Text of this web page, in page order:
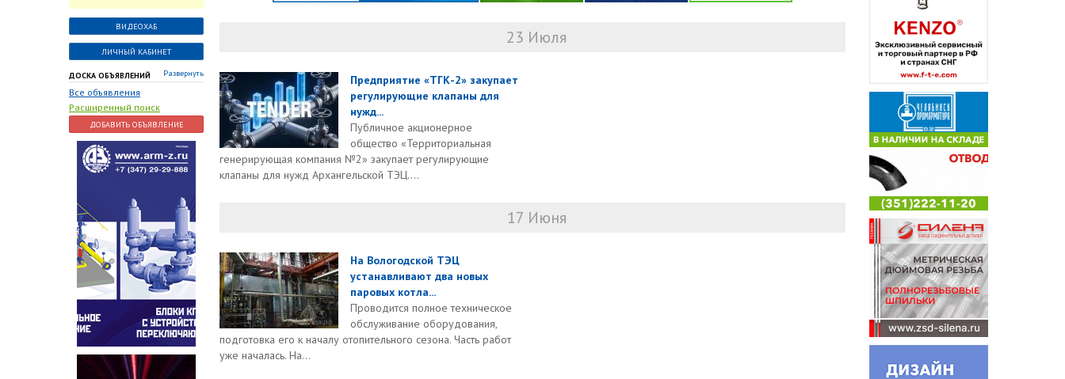
продукции конечному
потребителю?
ВИДЕОХАБ
ЛИЧНЫЙ КАБИНЕТ
ДОСКА ОБЪЯВЛЕНИЙ Развернуть
Все объявления
Расширенный поиск
ДОБАВИТЬ ОБЪЯВЛЕНИЕ
23 Июля
Предприятие «ТГК-2» закупает
регулирующие клапаны для
нужд...
Публичное акционерное
общество «Территориальная
генерирующая компания №2» закупает регулирующие
клапаны для нужд Архангельской ТЭЦ....
17 Июня
На Вологодской ТЭЦ
устанавливают два новых
паровых котла...
Проводится полное техническое
обслуживание оборудования,
подготовка его к началу отопительного сезона. Часть работ
уже началась. На...